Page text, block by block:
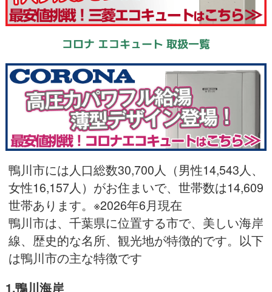
コロナ エコキュート 取扱一覧
鴨川市には人口総数30,700人（男性14,543人、
女性16,157人）がお住まいで、世帯数は14,609
世帯あります。※2026年6月現在
鴨川市は、千葉県に位置する市で、美しい海岸
線、歴史的な名所、観光地が特徴的です。以下
は鴨川市の主な特徴です
1.鴨川海岸